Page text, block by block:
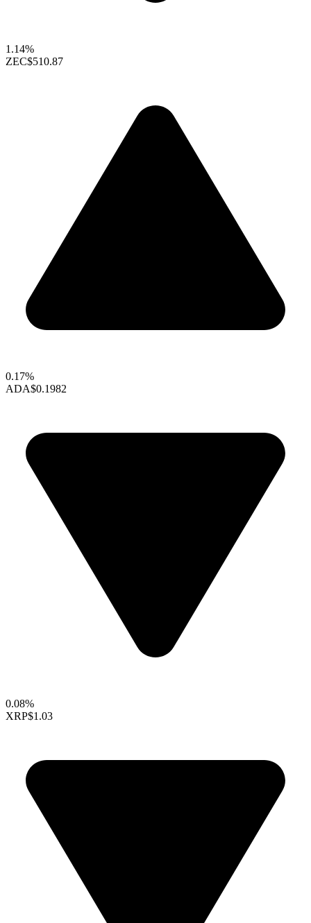
1.14%
ZEC$510.87
0.17%
ADA$0.1982
0.08%
XRP$1.03